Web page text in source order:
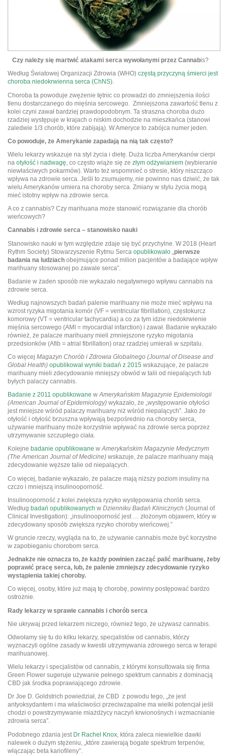
Czy należy się martwić atakami serca wywołanymi przez Cannabis?
Według Światowej Organizacji Zdrowia (WHO) częstą przyczyną śmierci jest
choroba niedokrwienna serca (ChNS).
Choroba ta powoduje zwężenie tętnic co prowadzi do zmniejszenia ilości
tlenu dostarczanego do mięśnia sercowego. Zmniejszona zawartość tlenu z
kolei czyni zawał bardziej prawdopodobnym. Ta straszna choroba dużo
rzadziej występuje w krajach o niskim dochodzie na mieszkańca (stanowi
zaledwie 1/3 chorób, które zabijają). W Ameryce to zabójca numer jeden.
Co powoduje, że Amerykanie zapadają na nią tak często?
Wielu lekarzy wskazuje na styl życia i dietę. Duża liczba Amerykanów cierpi
na otyłość i nadwagę, co często wiąże się ze złym odżywianiem (wybieranie
niewłaściwych pokarmów). Warto też wspomnieć o stresie, który niszcząco
wpływa na zdrowie serca. Jeśli to zsumujemy, nie powinno nas dziwić, że tak
wielu Amerykanów umiera na choroby serca. Zmiany w stylu życia mogą
mieć istotny wpływ na zdrowie serca.
A co z cannabis? Czy marihuana może stanowić rozwiązanie dla chorób
wieńcowych?
Cannabis i zdrowie serca – stanowisko nauki
Stanowisko nauki w tym względzie zdaje się być przychylne. W 2018 (Heart
Rythm Society) Stowarzyszenie Rytmu Serca opublikowało pierwsze
badania na ludziach obejmujące ponad milion pacjentów a badające wpływ
marihuany stosowanej po zawale serca”.
Badanie w żaden sposób nie wykazało negatywnego wpływu cannabis na
zdrowie serca.
Według najnowszych badań palenie marihuany nie może mieć wpływu na
wzrost ryzyka migotania komór (VF = ventricular fibrillation), częstokurcz
komorowy (VT = ventricular tachycardia) a co za tym idzie niedokrwienie
mięśnia sercowego (AMI = myocardial infarction) i zawał. Badanie wykazało
również, że palacze marihuany mieli zmniejszone ryzyko migotania
przedsionków (Afib = atrial fibrillation) oraz rzadziej umierali w szpitalu.
Co więcej Magazyn Chorób i Zdrowia Globalnego (Journal of Disease and
Global Health) opublikował wyniki badań z 2015 wskazujące, że palacze
marihuany mieli zdecydowanie mniejszy obwód w talii od niepalących lub
byłych palaczy cannabis.
Badanie z 2011 opublikowane wAmerykańskim Magazynie Epidemiologii
(American Journal of Epidemiology) wykazało, że „występowanie otyłości
jest mniejsze wśród palaczy marihuany niż wśród niepalących”. Jako że
otyłość i otyłość brzuszna wpływają bezpośrednio na choroby serca,
używanie marihuany może korzystnie wpływać na zdrowie serca poprzez
utrzymywanie szczupłego ciała.
Kolejne badanie opublikowane wAmerykańskim Magazynie Medycznym
(The American Journal of Medicine) wskazuje, że palacze marihuany mają
zdecydowanie węższe talie od niepalących.
Co więcej, badanie wykazało, że palacze mają niższy poziom insuliny na
czczo i mniejszą insulinooporność.
Insulinooporność z kolei zwiększa ryzyko występowania chorób serca.
Według badań opublikowanych w Dzienniku Badań Klinicznych (Journal of
Clinical Investigation): „insulinooporność jest … złożonym objawem, który w
zdecydowany sposób zwiększa ryzyko choroby wieńcowej.”
W gruncie rzeczy, wygląda na to, że używanie cannabis może być korzystne
w zapobieganiu chorobom serca.
Jednakże nie oznacza to, że każdy powinien zacząć palić marihuanę, żeby
poprawić pracę serca, lub, że palenie zmniejszy zdecydowanie ryzyko
wystąpienia takiej choroby.
Co więcej, osoby, które już mają tę chorobę, powinny postępować bardzo
ostrożnie.
Rady lekarzy w sprawie cannabis i chorób serca
Nie ukrywaj przed lekarzem niczego, również tego, że używasz cannabis.
Odwołamy się tu do kilku lekarzy, specjalistów od cannabis, którzy
wyznaczyli ogólne zasady w kwestii utrzymywania zdrowego serca w terapii
marihuanowej.
Wielu lekarzy i specjalistów od cannabis, z którymi konsultowała się firma
Green Flower sugeruje używanie pełnego spektrum cannabis z dominacją
CBD jak środka poprawiającego zdrowie.
Dr Joe D. Goldstrich powiedział, że CBD z powodu tego, „że jest
antyoksydantem i ma właściwości przeciwzapalne ma wielki potencjał jeśli
chodzi o powstrzymywanie miażdżycy naczyń krwionośnych i wzmacnianie
zdrowia serca”.
Podobnego zdania jest Dr Rachel Knox , która zaleca niewielkie dawki
nalewek o dużym stężeniu, „które zawierają bogate spektrum terpenów,
włączając beta kariofileny”.